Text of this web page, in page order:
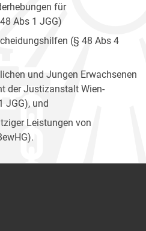
für
Abs 1 JGG)
(§ 48 Abs 4
und Jungen Erwachsenen
der Justizanstalt Wien-
JGG), und
Leistungen von